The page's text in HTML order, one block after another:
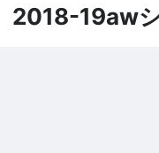
2018-19aw